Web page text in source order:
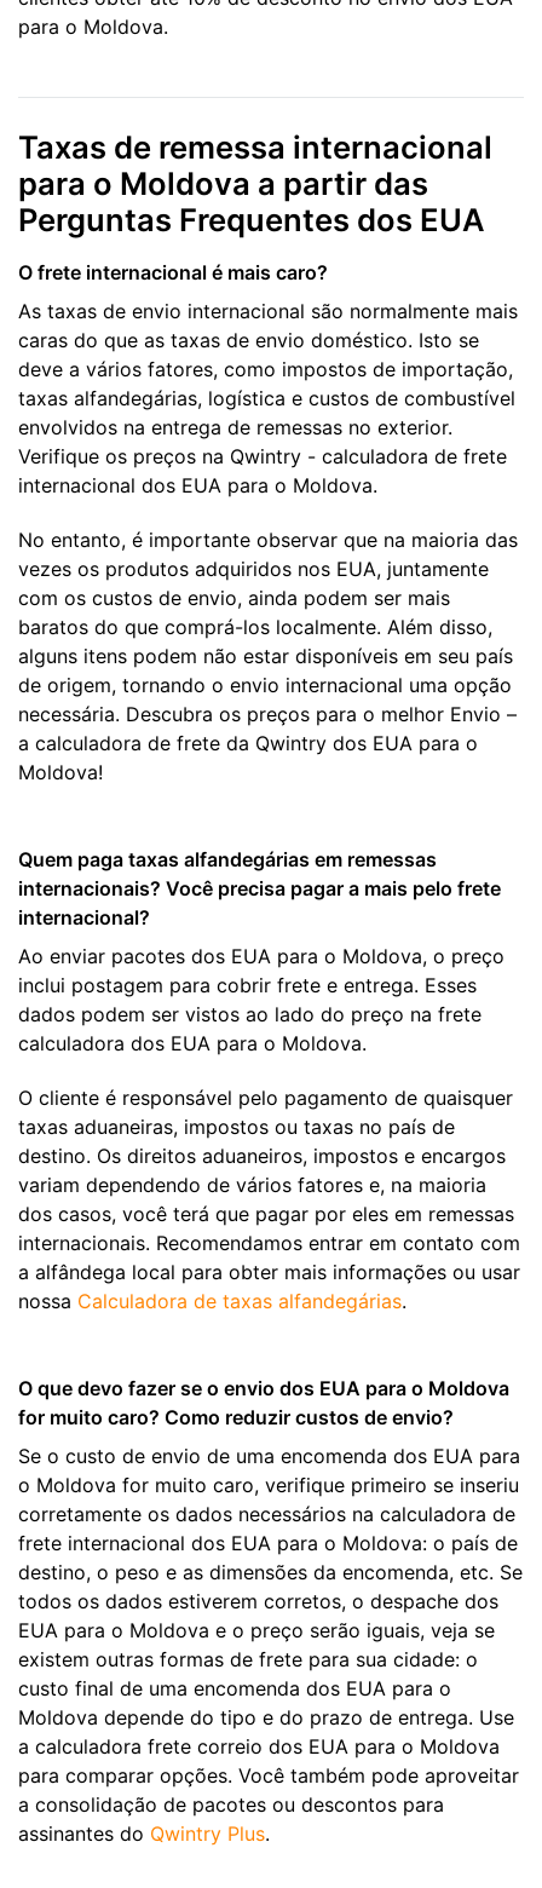
para o Moldova.
Taxas de remessa internacional
para o Moldova a partir das
Perguntas Frequentes dos EUA
O frete internacional é mais caro?
As taxas de envio internacional são normalmente mais
caras do que as taxas de envio doméstico. Isto se
deve a vários fatores, como impostos de importação,
taxas alfandegárias, logística e custos de combustível
envolvidos na entrega de remessas no exterior.
Verifique os preços na Qwintry - calculadora de frete
internacional dos EUA para o Moldova.
No entanto, é importante observar que na maioria das
vezes os produtos adquiridos nos EUA, juntamente
com os custos de envio, ainda podem ser mais
baratos do que comprá-los localmente. Além disso,
alguns itens podem não estar disponíveis em seu país
de origem, tornando o envio internacional uma opção
necessária. Descubra os preços para o melhor Envio –
a calculadora de frete da Qwintry dos EUA para o
Moldova!
Quem paga taxas alfandegárias em remessas
internacionais? Você precisa pagar a mais pelo frete
internacional?
Ao enviar pacotes dos EUA para o Moldova, o preço
inclui postagem para cobrir frete e entrega. Esses
dados podem ser vistos ao lado do preço na frete
calculadora dos EUA para o Moldova.
O cliente é responsável pelo pagamento de quaisquer
taxas aduaneiras, impostos ou taxas no país de
destino. Os direitos aduaneiros, impostos e encargos
variam dependendo de vários fatores e, na maioria
dos casos, você terá que pagar por eles em remessas
internacionais. Recomendamos entrar em contato com
a alfândega local para obter mais informações ou usar
nossa Calculadora de taxas alfandegárias.
O que devo fazer se o envio dos EUA para o Moldova
for muito caro? Como reduzir custos de envio?
Se o custo de envio de uma encomenda dos EUA para
o Moldova for muito caro, verifique primeiro se inseriu
corretamente os dados necessários na calculadora de
frete internacional dos EUA para o Moldova: o país de
destino, o peso e as dimensões da encomenda, etc. Se
todos os dados estiverem corretos, o despache dos
EUA para o Moldova e o preço serão iguais, veja se
existem outras formas de frete para sua cidade: o
custo final de uma encomenda dos EUA para o
Moldova depende do tipo e do prazo de entrega. Use
a calculadora frete correio dos EUA para o Moldova
para comparar opções. Você também pode aproveitar
a consolidação de pacotes ou descontos para
assinantes do Qwintry Plus.